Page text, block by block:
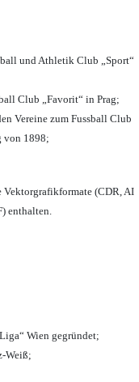
und Athletik Club „Sport“
Club „Favorit“ in Prag;
Vereine zum Fussball Club
von 1898;
Vektorgrafikformate (CDR, AI
enthalten.
Wien gegründet;
Weiß;